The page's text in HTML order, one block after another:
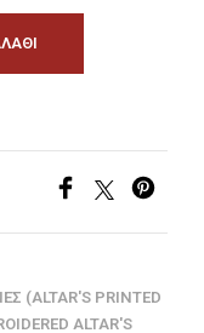
(ALTAR'S PRINTED
ALTAR'S